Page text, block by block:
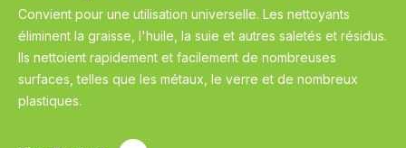
Convient pour une utilisation universelle. Les nettoyants
éliminent la graisse, l'huile, la suie et autres saletés et résidus.
Ils nettoient rapidement et facilement de nombreuses
surfaces, telles que les métaux, le verre et de nombreux
plastiques.